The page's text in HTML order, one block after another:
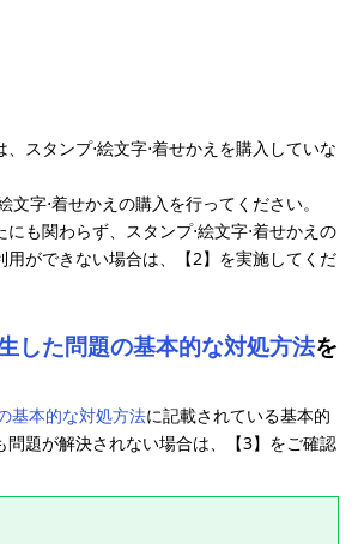
スタンプ⋅絵文字⋅着せかえを購入していな
文字⋅着せかえの購入を行ってください。
も関わらず、スタンプ⋅絵文字⋅着せかえの
用ができない場合は、【2】を実施してくだ
した問題の基本的な対処方法を
基本的な対処方法に記載されている基本的
問題が解決されない場合は、【3】をご確認